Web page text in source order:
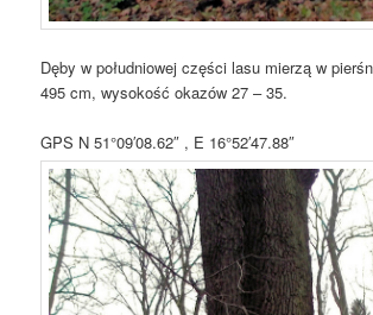
Dęby w południowej części lasu mierzą w
495 cm, wysokość okazów 27 – 35.
GPS N 51°09′08.62″ , E 16°52′47.88″